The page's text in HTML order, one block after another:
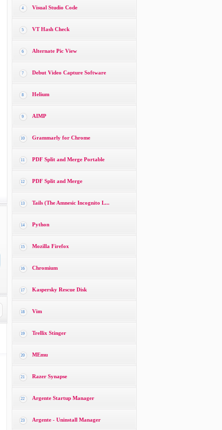
4 Visual Studio Code
5 VT Hash Check
6 Alternate Pic View
7 Debut Video Capture Software
8 Helium
9 AIMP
10 Grammarly for Chrome
11 PDF Split and Merge Portable
12 PDF Split and Merge
13 Tails (The Amnesic Incognito L...
14 Python
15 Mozilla Firefox
16 Chromium
17 Kaspersky Rescue Disk
18 Vim
19 Trellix Stinger
20 MEmu
21 Razer Synapse
22 Argente Startup Manager
23 Argente - Uninstall Manager